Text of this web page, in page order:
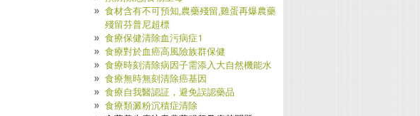
食材含有不可預知,農藥殘留,雞蛋再爆農藥
殘留芬普尼超標
食療保健清除血污病症1
食療對於血癌高風險族群保健
食療時刻清除病因子需添入大自然機能水
食療無時無刻清除癌基因
食療自我醫認証，避免誤認藥品
食療類澱粉沉積症清除